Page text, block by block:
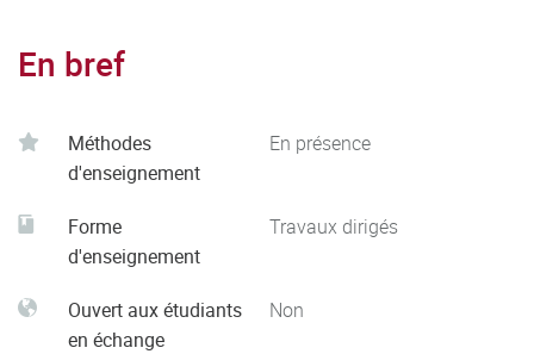
En bref
Méthodes
d'enseignement
En présence
Forme
d'enseignement
Travaux dirigés
Ouvert aux étudiants
en échange
Non